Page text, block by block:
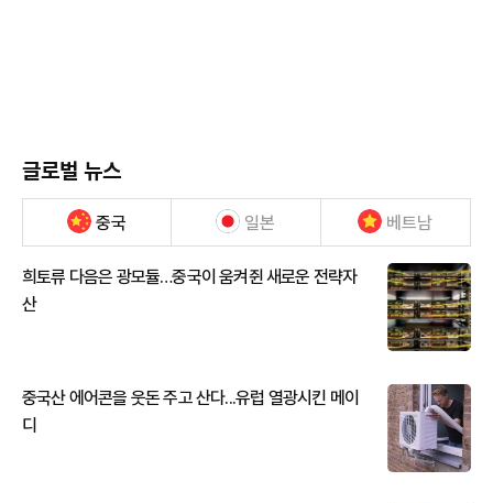
글로벌 뉴스
중국 일본 베트남
희토류 다음은 광모듈…중국이 움켜쥔 새로운 전략자
산
중국산 에어콘을 웃돈 주고 산다...유럽 열광시킨 메이
디